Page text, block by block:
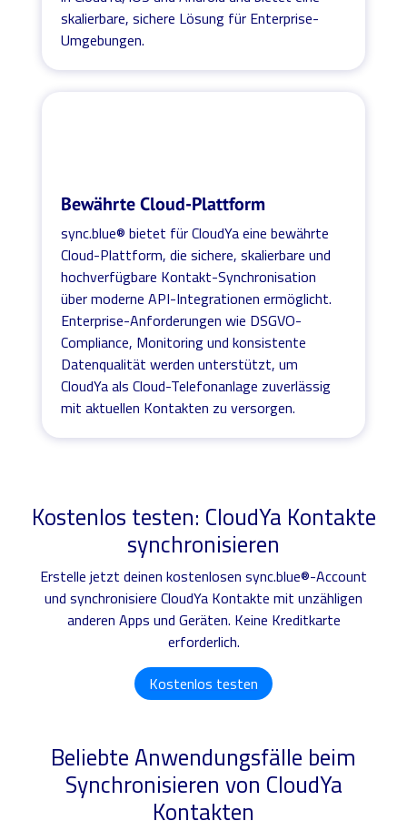
skalierbare, sichere Lösung für Enterprise-
Umgebungen.
Bewährte Cloud-Plattform
sync.blue® bietet für CloudYa eine bewährte
Cloud-Plattform, die sichere, skalierbare und
hochverfügbare Kontakt-Synchronisation
über moderne API-Integrationen ermöglicht.
Enterprise-Anforderungen wie DSGVO-
Compliance, Monitoring und konsistente
Datenqualität werden unterstützt, um
CloudYa als Cloud-Telefonanlage zuverlässig
mit aktuellen Kontakten zu versorgen.
Kostenlos testen: CloudYa Kontakte
synchronisieren
Erstelle jetzt deinen kostenlosen sync.blue®-Account
und synchronisiere CloudYa Kontakte mit unzähligen
anderen Apps und Geräten. Keine Kreditkarte
erforderlich.
Kostenlos testen
Beliebte Anwendungsfälle beim
Synchronisieren von CloudYa
Kontakten